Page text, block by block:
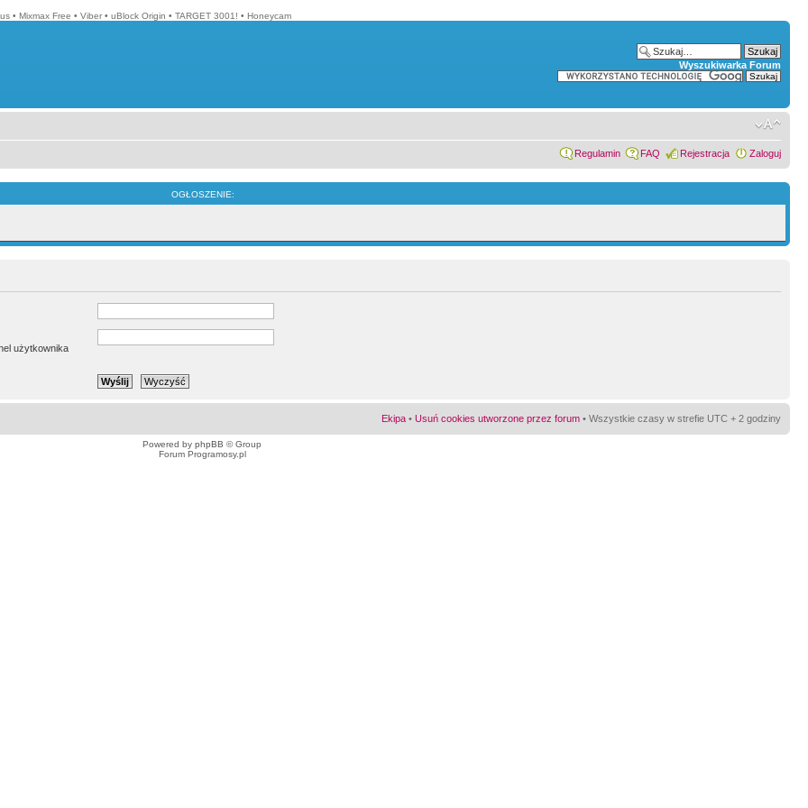
• Mixmax Free • Viber • uBlock Origin • TARGET 3001! • Honeycam
Wyszukiwarka Forum
Regulamin FAQ Rejestracja Zaloguj
OGŁOSZENIE:
użytkownika
Ekipa • Usuń cookies utworzone przez forum • Wszystkie czasy w strefie UTC + 2 godziny
Powered by phpBB © Group
Forum Programosy.pl